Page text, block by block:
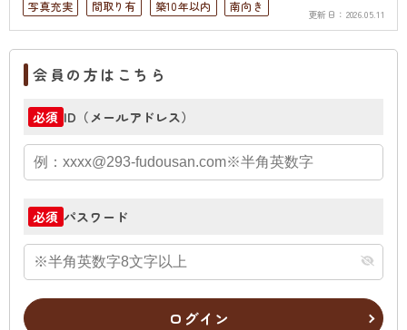
写真充実 間取り有 築10年以内
南向き
駅徒歩10分以内
ペット可
高層階
南面バルコニー
オートロック
上下水道完備
更新日： 2026.05.11
会員の方はこちら
必須 ID（メールアドレス）
必須 パスワード
ログイン